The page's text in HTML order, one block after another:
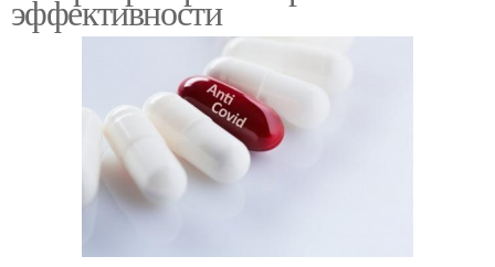
эффективности